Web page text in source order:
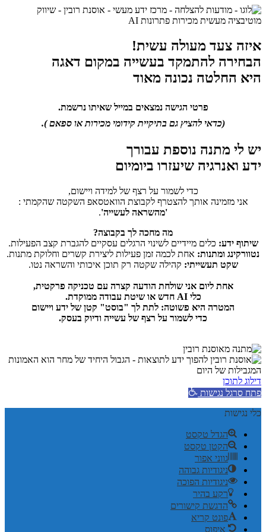
איזה צעד מעולה עשית!
הבחירה להתמקד בעשייה במקום דאגה
היא החלטה נכונה מאוד
פרטי הגישהנמצאים במייל שאיתו נרשמת.
(כדאי להציץ גם בתיקיית קידומי מכירות או ספאם ).
יש לי מתנה נוספת עבורך
ידע ואנרגיה שיעזרו ביומיום
כדי לשמור על רצף של למידה ויישום,
אני מזמינה אותך להצטרף לקבוצת הוואטסאפ השקטה שהקמתי :
'מהשראה לעשייה'.
מה מחכה לך בקבוצה?
שיתוף ידע: כלים מיידיים לשינוי הרגלים עסקיים להגברת קצב הפעילות.
נטוורקינג ומתנות: אחת לכמה זמן פעילות ליצירת קשרים וחלוקת מתנות.
שקט תעשייתי: קהילה שקטה רק תוכן איכותי והשראה נטו.
אחת ליום אני שולחת הודעה קצרה עם טכניקה פרקטית,
כלי AI חדש או שיטת עבודה ממוקדת.
המטרה היא פשוטה: לתת לך "בוסט" קטן של ידע ויישום
כדי לשמור על רצף של עשייה ודיוק בעסק.
דילוג לתוכן
פתח סרגל נגישות
כלי נגישות
הגדל טקסט
הקטן טקסט
גווני אפור
ניגודיות גבוהה
ניגודיות הפוכה
רקע בהיר
הדגשת קישורים
פונט קריא
איפוס